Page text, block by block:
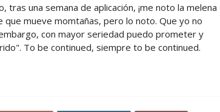
tras una semana de aplicación, ¡me noto la melena
mueve momtañas, pero lo noto. Que yo no
con mayor seriedad puedo prometer y
To be continued, siempre to be continued.